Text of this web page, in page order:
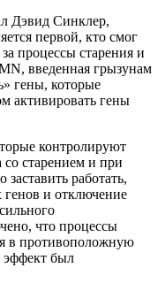
Дэвид Синклер,
первой, кто смог
процессы старения и
введенная грызунам
гены, которые
активировать гены
контролируют
со старением и при
работать,
и отключение
что процессы
в противоположную
эффект был